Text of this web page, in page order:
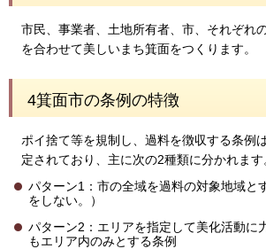
市民、事業者、土地所有者、市、それぞれ
を合わせて美しいまち箕面をつくります。
4箕面市の条例の特徴
ポイ捨て等を規制し、過料を徴収する条例
定されており、主に次の2種類に分かれます
パターン1：市の全域を過料の対象地域と
をしない。）
パターン2：エリアを指定して美化活動に
もエリア内のみとする条例